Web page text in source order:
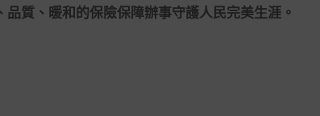
質、暖和的保險保障辦事守護人民完美生涯。